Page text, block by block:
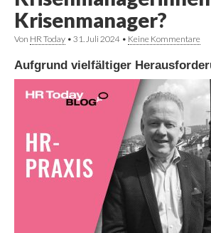
Krisenmanager?
Von HR Today • 31. Juli 2024 • Keine Kommentare
Aufgrund vielfältiger